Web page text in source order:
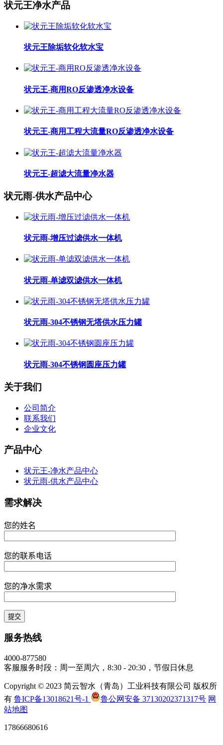
状元王净水产品
状元王除垢软化软水宝
状元王-商用RO反渗透净水设备
状元王-商用工程大流量RO反渗透净水设备
状元王-超滤大流量净水器
状元雨-供水产品中心
状元雨-增压过滤供水一体机
状元雨-单滤双滤供水一体机
状元雨-304不锈钢无塔供水压力罐
状元雨-304不锈钢圆座压力罐
关于我们
公司简介
联系我们
企业文化
产品中心
状元王-净水产品中心
状元雨-供水产品中心
需求解决
您的姓名
您的联系电话
您的净水需求
服务热线
4000-877580
客服服务时段：周一至周六，8:30 - 20:30，节假日休息
Copyright © 2023 简云智水（青岛）工业科技有限公司 版权所
有 鲁ICP备13018621号-1 鲁公网安备 37130202371317号 网
站地图
17866680616